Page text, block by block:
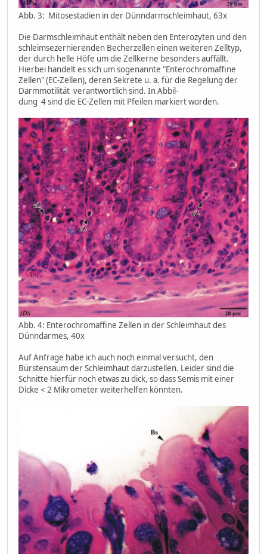
Abb. 3: Mitosestadien in der Dünndarmschleimhaut, 63x
Die Darmschleimhaut enthält neben den Enterozyten und den
schleimsezernierenden Becherzellen einen weiteren Zelltyp,
der durch helle Höfe um die Zellkerne besonders auffällt.
Hierbei handelt es sich um sogenannte "Enterochromaffine
Zellen" (EC-Zellen), deren Sekrete u. a. für die Regelung der
Darmmotilität verantwortlich sind. In Abbil-
dung 4 sind die EC-Zellen mit Pfeilen markiert worden.
Abb. 4: Enterochromaffine Zellen in der Schleimhaut des
Dünndarmes, 40x
Auf Anfrage habe ich auch noch einmal versucht, den
Bürstensaum der Schleimhaut darzustellen. Leider sind die
Schnitte hierfür noch etwas zu dick, so dass Semis mit einer
Dicke < 2 Mikrometer weiterhelfen könnten.